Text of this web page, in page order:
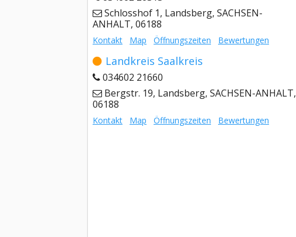
Schlosshof 1, Landsberg, SACHSEN-
ANHALT, 06188
Kontakt Map Öffnungszeiten Bewertungen
Landkreis Saalkreis
034602 21660
Bergstr. 19, Landsberg, SACHSEN-ANHALT,
06188
Kontakt Map Öffnungszeiten Bewertungen